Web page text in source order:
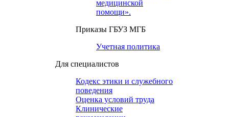
медицинской
помощи».
Приказы ГБУЗ МГБ
Учетная политика
Для специалистов
Кодекс этики и служебного
поведения
Оценка условий труда
Клинические